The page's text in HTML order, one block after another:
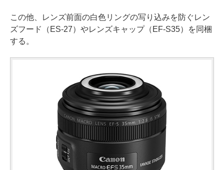
この他、レンズ前面の白色リングの写り込みを防ぐレン
ズフード（ES-27）やレンズキャップ（EF-S35）を同梱
する。